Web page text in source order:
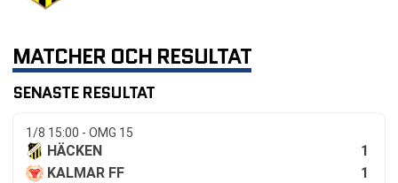
MATCHER OCH RESULTAT
SENASTE RESULTAT
1/8 15:00 - OMG 15
HÄCKEN
1
KALMAR FF
1